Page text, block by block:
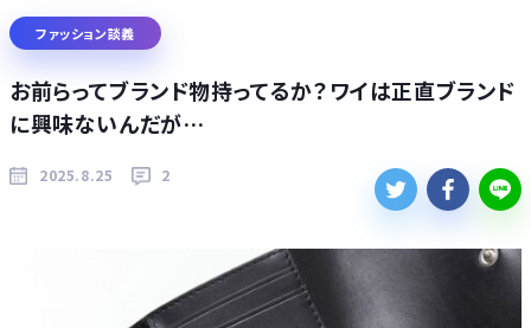
ファッション談義
お前らってブランド物持ってるか？ワイは正直ブランド
に興味ないんだが…
2025.8.25 2